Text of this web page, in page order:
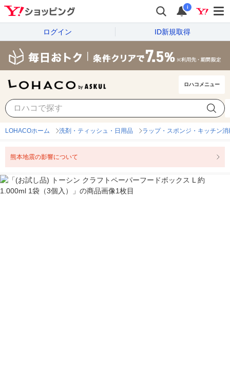
i
ログイン ID新規取得
ロハコメニュー
LOHACOホーム 洗剤・ティッシュ・日用品 ラップ・スポンジ・キッチン消
熊本地震の影響について